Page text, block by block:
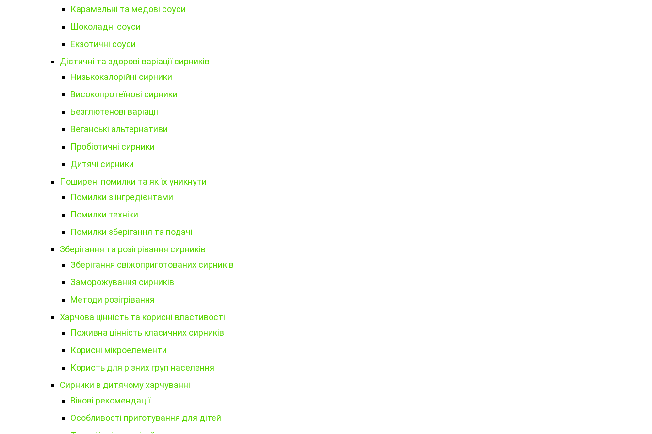
Карамельні та медові соуси
Шоколадні соуси
Екзотичні соуси
Дієтичні та здорові варіації сирників
Низькокалорійні сирники
Високопротеїнові сирники
Безглютенові варіації
Веганські альтернативи
Пробіотичні сирники
Дитячі сирники
Поширені помилки та як їх уникнути
Помилки з інгредієнтами
Помилки техніки
Помилки зберігання та подачі
Зберігання та розігрівання сирників
Зберігання свіжоприготованих сирників
Заморожування сирників
Методи розігрівання
Харчова цінність та корисні властивості
Поживна цінність класичних сирників
Корисні мікроелементи
Користь для різних груп населення
Сирники в дитячому харчуванні
Вікові рекомендації
Особливості приготування для дітей